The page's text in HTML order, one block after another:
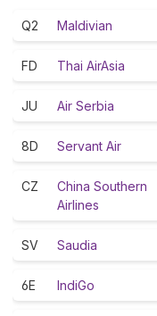
Q2 Maldivian
FD Thai AirAsia
JU Air Serbia
8D Servant Air
CZ
China Southern
Airlines
SV Saudia
6E IndiGo